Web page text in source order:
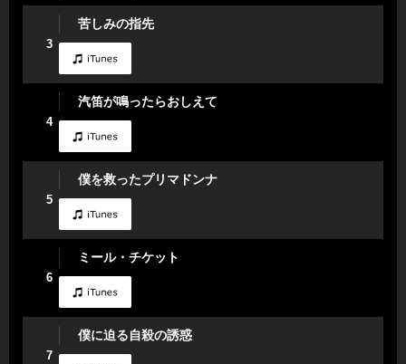
3
苦しみの指先
4
汽笛が鳴ったらおしえて
5
僕を救ったプリマドンナ
6
ミール・チケット
7
僕に迫る自殺の誘惑